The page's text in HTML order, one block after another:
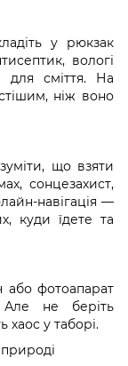
у рюкзак
вологі
для сміття. На
ніж воно
що взяти
сонцезахист,
навігація —
куди їдете та
або фотоапарат
Але не беріть
хаос у таборі.